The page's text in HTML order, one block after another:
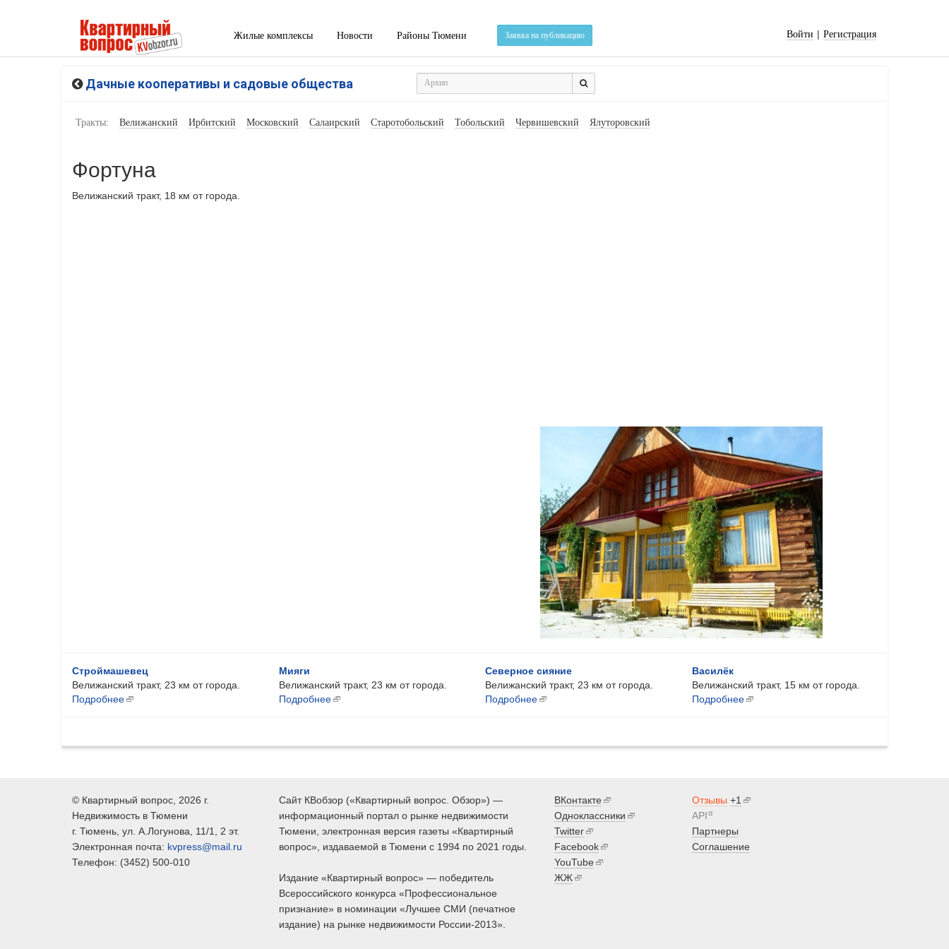
Жилые комплексы Новости Районы Тюмени Заявка на публикацию Войти | Регистрация
Дачные кооперативы и садовые общества
Тракты: Велижанский Ирбитский Московский Салаирский Старотобольский Тобольский Червишевский Ялуторовский
Фортуна
Велижанский тракт, 18 км от города.
Строймашевец
Велижанский тракт, 23 км от города.
Подробнее
Мияги
Велижанский тракт, 23 км от города.
Подробнее
Северное сияние
Велижанский тракт, 23 км от города.
Подробнее
Василёк
Велижанский тракт, 15 км от города.
Подробнее
© Квартирный вопрос , 2026 г.
Недвижимость в Тюмени
г. Тюмень , ул. А.Логунова, 11/1, 2 эт.
Электронная почта: kvpress@mail.ru
Телефон: (3452) 500-010
Сайт КВобзор («Квартирный вопрос. Обзор») —
информационный портал о рынке недвижимости
Тюмени, электронная версия газеты «Квартирный
вопрос», издаваемой в Тюмени с 1994 по 2021 годы.
Издание «Квартирный вопрос» — победитель
Всероссийского конкурса «Профессиональное
признание» в номинации «Лучшее СМИ (печатное
издание) на рынке недвижимости России-2013».
ВКонтакте
Одноклассники
Twitter
Facebook
YouTube
ЖЖ
Отзывы +1
APIα
Партнеры
Соглашение